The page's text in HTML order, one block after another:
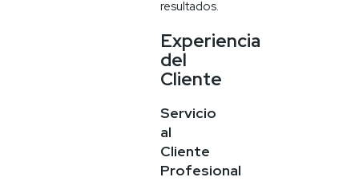
resultados.
Experiencia
del
Cliente
Servicio
al
Cliente
Profesional